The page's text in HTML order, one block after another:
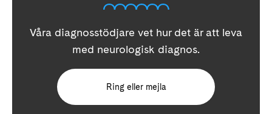
Våra diagnosstödjare vet hur det är att leva
med neurologisk diagnos.
Ring eller mejla